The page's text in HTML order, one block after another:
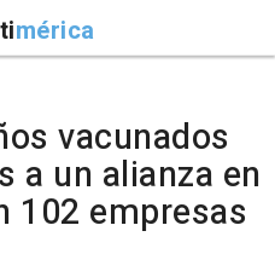
mérica
vacunados
a un alianza en
102 empresas